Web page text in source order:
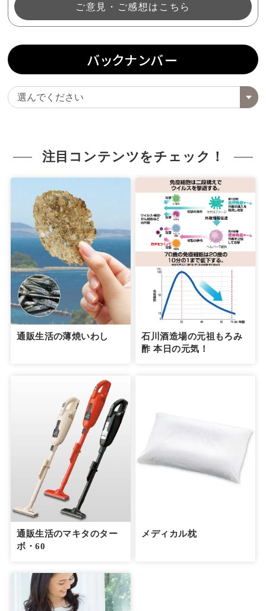
ご意見・ご感想はこちら
バックナンバー
注目コンテンツをチェック！
通販生活の薄焼いわし
石川酒造場の元祖もろみ
酢 本日の元気！
通販生活のマキタのター
ボ・60
メディカル枕